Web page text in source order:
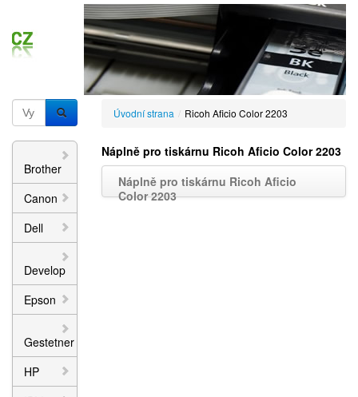
Brother
Canon
Dell
Develop
Epson
Gestetner
HP
Úvodní strana / Ricoh Aficio Color 2203
Náplně pro tiskárnu Ricoh Aficio Color 2203
Náplně pro tiskárnu Ricoh Aficio
Color 2203